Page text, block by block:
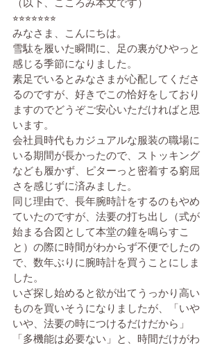
（以下、こころみ本文です）
⭐︎⭐︎⭐︎⭐︎⭐︎⭐︎⭐︎
みなさま、こんにちは。
雪駄を履いた瞬間に、足の裏がひやっと
感じる季節になりました。
素足でいるとみなさまが心配してくださ
るのですが、好きでこの恰好をしており
ますのでどうぞご安心いただければと思
います。
会社員時代もカジュアルな服装の職場に
いる期間が長かったので、ストッキング
なども履かず、ピターっと密着する窮屈
さを感じずに済みました。
同じ理由で、長年腕時計をするのもやめ
ていたのですが、法要の打ち出し（式が
始まる合図として本堂の鐘を鳴らすこ
と）の際に時間がわからず不便でしたの
で、数年ぶりに腕時計を買うことにしま
した。
いざ探し始めると欲が出てうっかり高い
ものを買いそうになりましたが、「いや
いや、法要の時につけるだけだから」
「多機能は必要ない」と、時間だけがわ